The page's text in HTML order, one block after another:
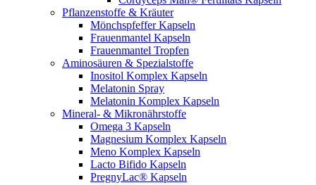
Pflanzenstoffe & Kräuter
Mönchspfeffer Kapseln
Frauenmantel Kapseln
Frauenmantel Tropfen
Aminosäuren & Spezialstoffe
Inositol Komplex Kapseln
Melatonin Spray
Melatonin Komplex Kapseln
Mineral- & Mikronährstoffe
Omega 3 Kapseln
Magnesium Komplex Kapseln
Meno Komplex Kapseln
Lacto Bifido Kapseln
PregnyLac® Kapseln